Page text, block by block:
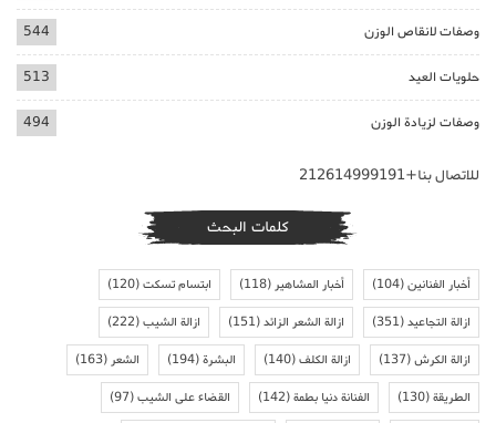
وصفات لانقاص الوزن 544
حلويات العيد 513
وصفات لزيادة الوزن 494
للاتصال بنا+212614999191
كلمات البحث
أخبار الفنانين(104) أخبار المشاهير(118) ابتسام تسكت(120)
ازالة التجاعيد(351) ازالة الشعر الزائد(151) ازالة الشيب(222)
ازالة الكرش(137) ازالة الكلف(140) البشرة(194) الشعر(163)
الطريقة(130) الفنانة دنيا بطمة(142) القضاء على الشيب(97)